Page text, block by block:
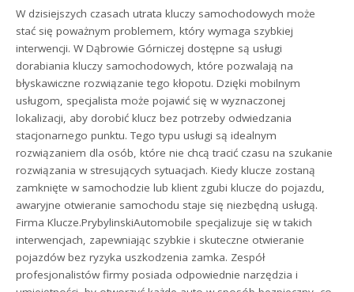
W dzisiejszych czasach utrata kluczy samochodowych może
stać się poważnym problemem, który wymaga szybkiej
interwencji. W Dąbrowie Górniczej dostępne są usługi
dorabiania kluczy samochodowych, które pozwalają na
błyskawiczne rozwiązanie tego kłopotu. Dzięki mobilnym
usługom, specjalista może pojawić się w wyznaczonej
lokalizacji, aby dorobić klucz bez potrzeby odwiedzania
stacjonarnego punktu. Tego typu usługi są idealnym
rozwiązaniem dla osób, które nie chcą tracić czasu na szukanie
rozwiązania w stresujących sytuacjach. Kiedy klucze zostaną
zamknięte w samochodzie lub klient zgubi klucze do pojazdu,
awaryjne otwieranie samochodu staje się niezbędną usługą.
Firma Klucze.PrybylinskiAutomobile specjalizuje się w takich
interwencjach, zapewniając szybkie i skuteczne otwieranie
pojazdów bez ryzyka uszkodzenia zamka. Zespół
profesjonalistów firmy posiada odpowiednie narzędzia i